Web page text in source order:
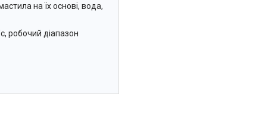
на їх основі, вода,
робочий діапазон